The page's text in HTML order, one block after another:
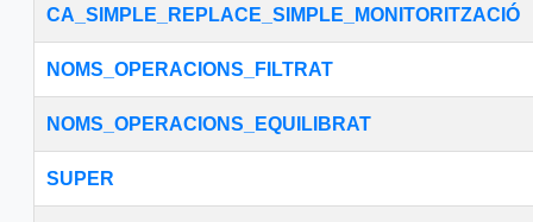
CA_SIMPLE_REPLACE_SIMPLE_MONITORITZACIÓ
NOMS_OPERACIONS_FILTRAT
NOMS_OPERACIONS_EQUILIBRAT
SUPER